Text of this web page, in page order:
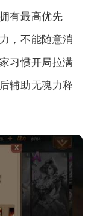
有最高优先
，不能随意消
习惯开局拉满
辅助无魂力释